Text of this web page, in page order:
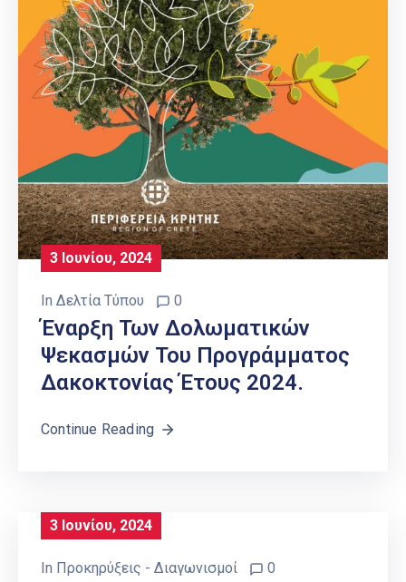
3 Ιουνίου, 2024
In Δελτία Τύπου 0
Έναρξη Των Δολωματικών
Ψεκασμών Του Προγράμματος
Δακοκτονίας Έτους 2024.
Continue Reading
3 Ιουνίου, 2024
In Προκηρύξεις - Διαγωνισμοί 0